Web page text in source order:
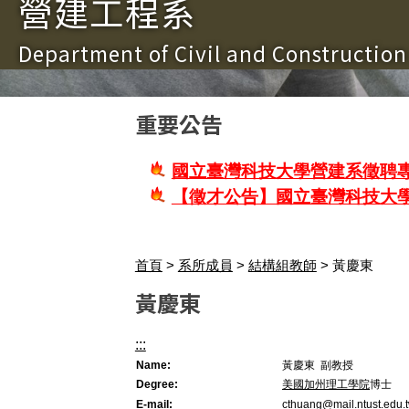
營建工程系
Department of Civil and
重要公告
國立臺灣科技大學營建系徵聘
【徵才公告】國立臺灣科技
首頁> 系所成員 > 結構組教師> 黃慶東
黃慶東
:::
Name:
黃慶東 副教授
Degree:
美國加州理工學院博士
E-mail: